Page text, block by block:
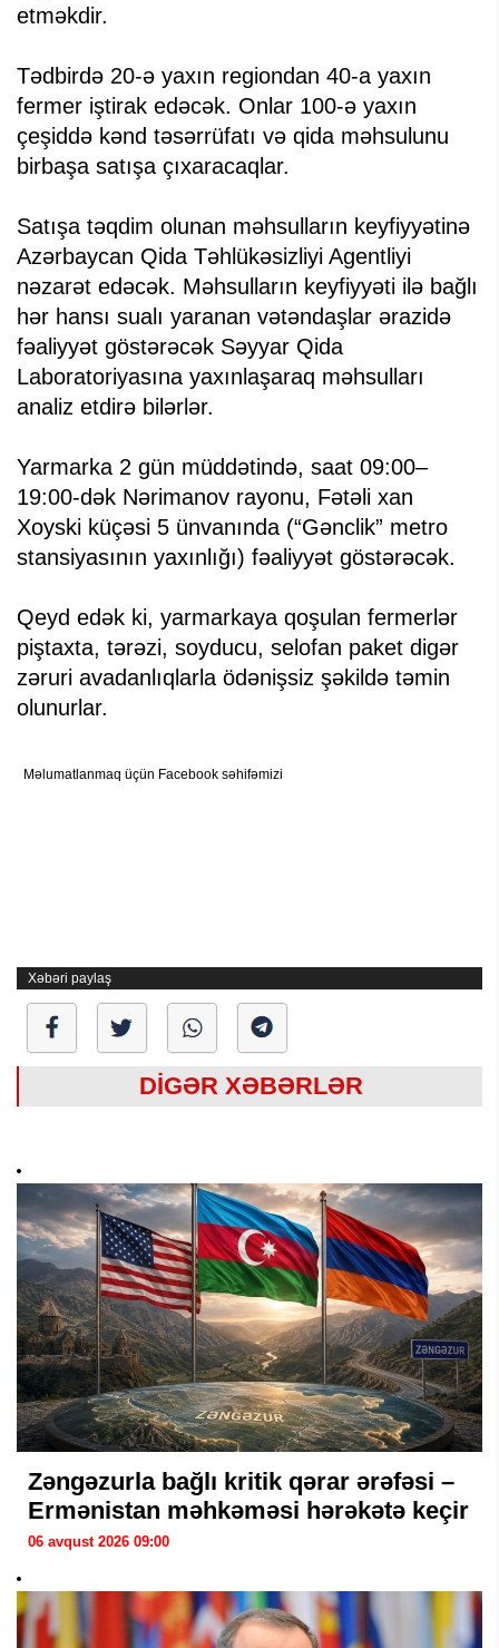
etməkdir.
Tədbirdə 20-ə yaxın regiondan 40-a yaxın
fermer iştirak edəcək. Onlar 100-ə yaxın
çeşiddə kənd təsərrüfatı və qida məhsulunu
birbaşa satışa çıxaracaqlar.
Satışa təqdim olunan məhsulların keyfiyyətinə
Azərbaycan Qida Təhlükəsizliyi Agentliyi
nəzarət edəcək. Məhsulların keyfiyyəti ilə bağlı
hər hansı sualı yaranan vətəndaşlar ərazidə
fəaliyyət göstərəcək Səyyar Qida
Laboratoriyasına yaxınlaşaraq məhsulları
analiz etdirə bilərlər.
Yarmarka 2 gün müddətində, saat 09:00–
19:00-dək Nərimanov rayonu, Fətəli xan
Xoyski küçəsi 5 ünvanında (“Gənclik” metro
stansiyasının yaxınlığı) fəaliyyət göstərəcək.
Qeyd edək ki, yarmarkaya qoşulan fermerlər
piştaxta, tərəzi, soyducu, selofan paket digər
zəruri avadanlıqlarla ödənişsiz şəkildə təmin
olunurlar.
Məlumatlanmaq üçün Facebook səhifəmizi
Xəbəri paylaş
DİGƏR XƏBƏRLƏR
Zəngəzurla bağlı kritik qərar ərəfəsi –
Ermənistan məhkəməsi hərəkətə keçir
06 avqust 2026 09:00